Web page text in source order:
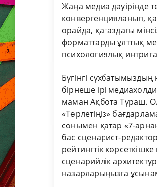
Жаңа медиа дәуірінде
конвергенцияланып,
орайда, қағаздағы
форматтарды ұлттық
психологиялық
Бүгінгі сұхбатымыздың
бірнеше ірі
маман Ақбота Тұраш.
«Төрлетіңіз»
сонымен қатар «7-
бас сценарист-
рейтингтік
сценарийлік
назарларыңызға